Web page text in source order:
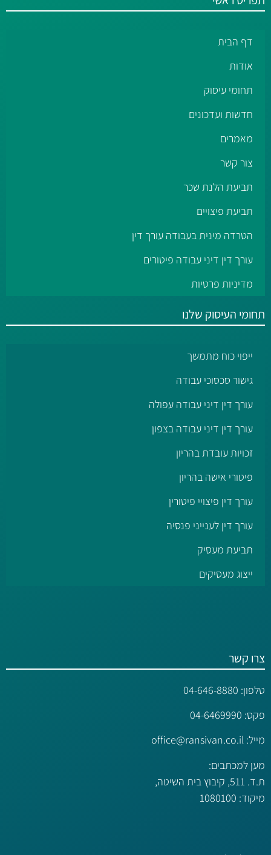
דף הבית
אודות
תחומי עיסוק
חדשות ועדכונים
מאמרים
צור קשר
תביעת הלנת שכר
תביעת פיצויים
הטרדה מינית בעבודה עורך דין
עורך דין דיני עבודה פיטורים
מדיניות פרטיות
תחומי העיסוק שלנו
ייפוי כוח מתמשך
גישור סכסוכי עבודה
עורך דין דיני עבודה עפולה
עורך דין דיני עבודה בצפון
זכויות עובדת בהריון
פיטורי אישה בהריון
עורך דין פיצויי פיטורין
עורך דין לענייני פנסיה
תביעת מעסיק
ייצוג מעסיקים
צרו קשר
טלפון: 04-646-8880
פקס: 04-6469990
מייל: office@ransivan.co.il
מען למכתבים:
ת.ד. 511, קיבוץ בית השיטה,
מיקוד: 1080100